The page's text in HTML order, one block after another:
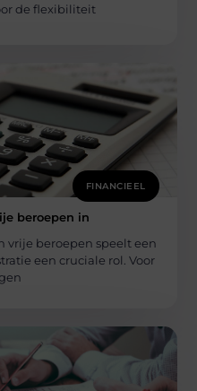
de flexibiliteit
FINANCIEEL
beroepen in
vrije beroepen speelt een
een cruciale rol. Voor